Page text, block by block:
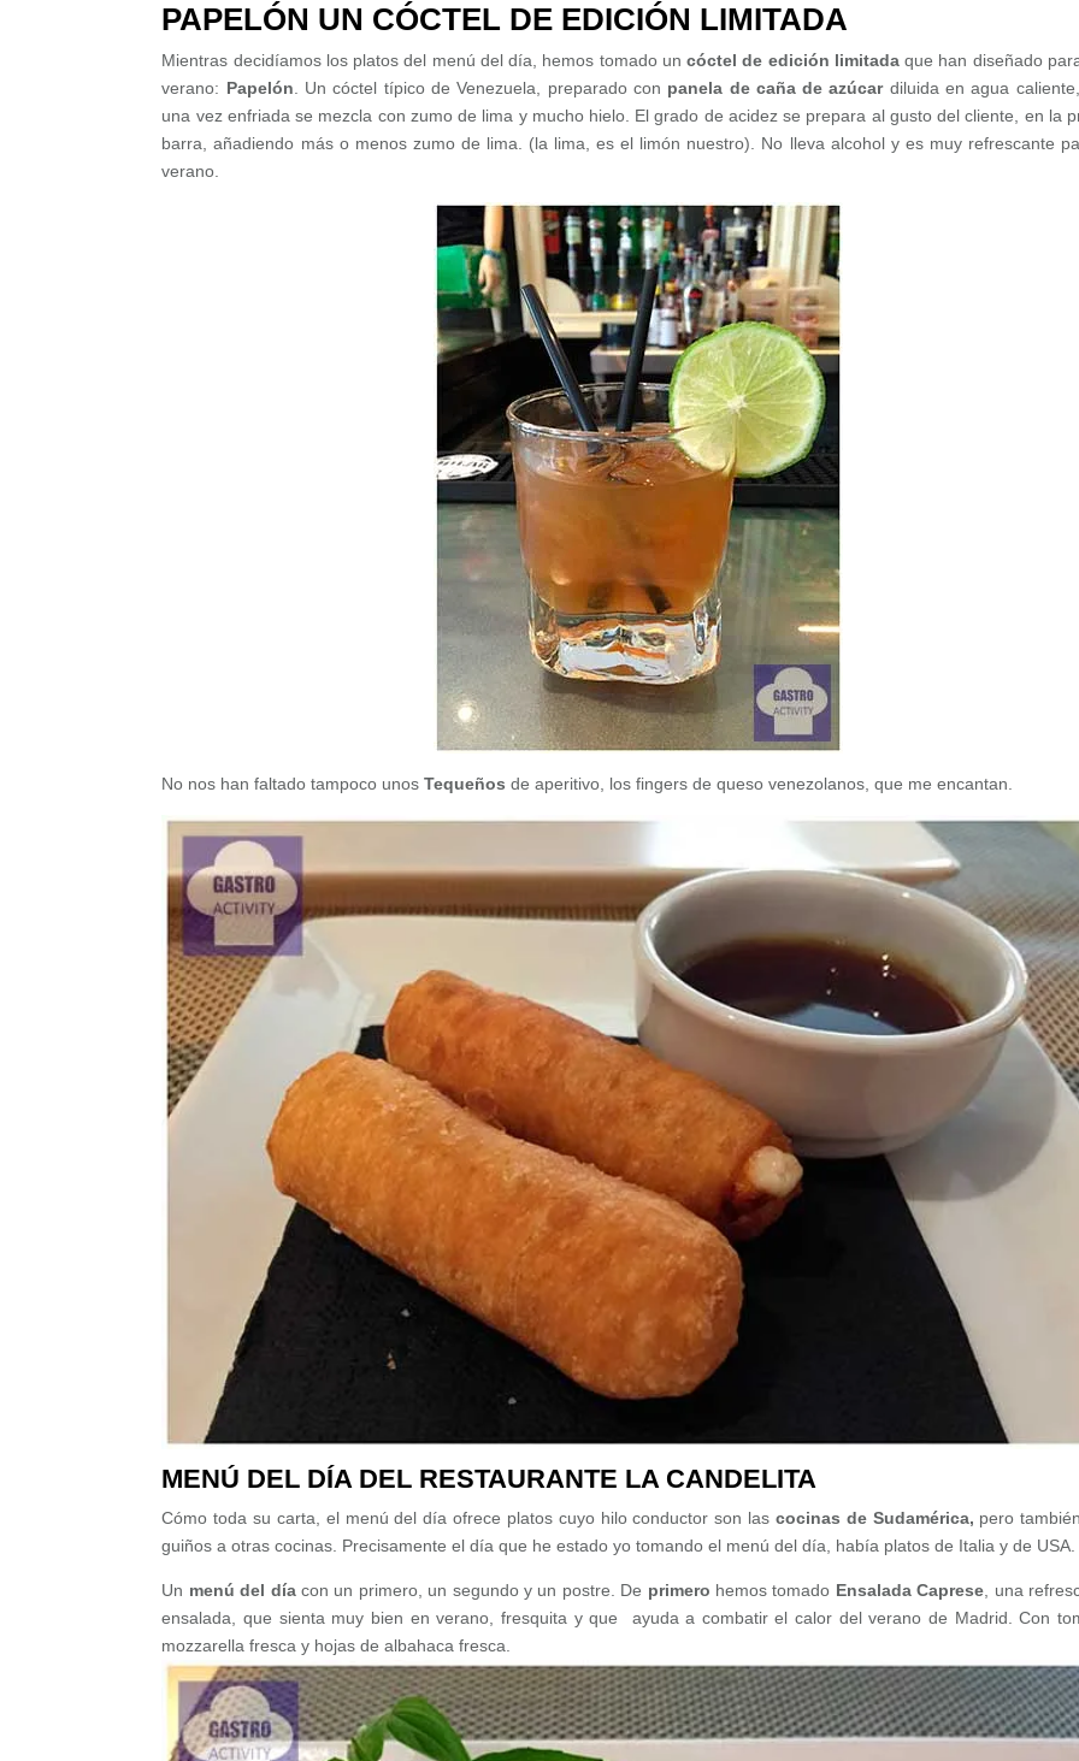
PAPELÓN UN CÓCTEL DE EDICIÓN LIMITADA
Mientras decidíamos los platos del menú del día, hemos tomado uncóctel de edición limitadaque han diseñado
verano: Papelón . Un cóctel típico de Venezuela, preparado con panela de caña de azúcardiluida en agua
una vez enfriada se mezcla con zumo de lima y mucho hielo. El grado de acidez se prepara al gusto del cliente, en la
barra, añadiendo más o menos zumo de lima. (la lima, es el limón nuestro). No lleva alcohol y es muy refrescante
verano.
No nos han faltado tampoco unosTequeños de aperitivo, los fingers de queso venezolanos, que me encantan.
MENÚ DEL DÍA DEL RESTAURANTE LA CANDELITA
Cómo toda su carta, el menú del día ofrece platos cuyo hilo conductor son las cocinas de Sudamérica, pero
guiños a otras cocinas. Precisamente el día que he estado yo tomando el menú del día, había platos de Italia y de USA.
Un menú del díacon un primero, un segundo y un postre. De primero hemos tomado Ensalada Caprese , una
ensalada, que sienta muy bien en verano, fresquita y que ayuda a combatir el calor del verano de Madrid. Con
mozzarella fresca y hojas de albahaca fresca.